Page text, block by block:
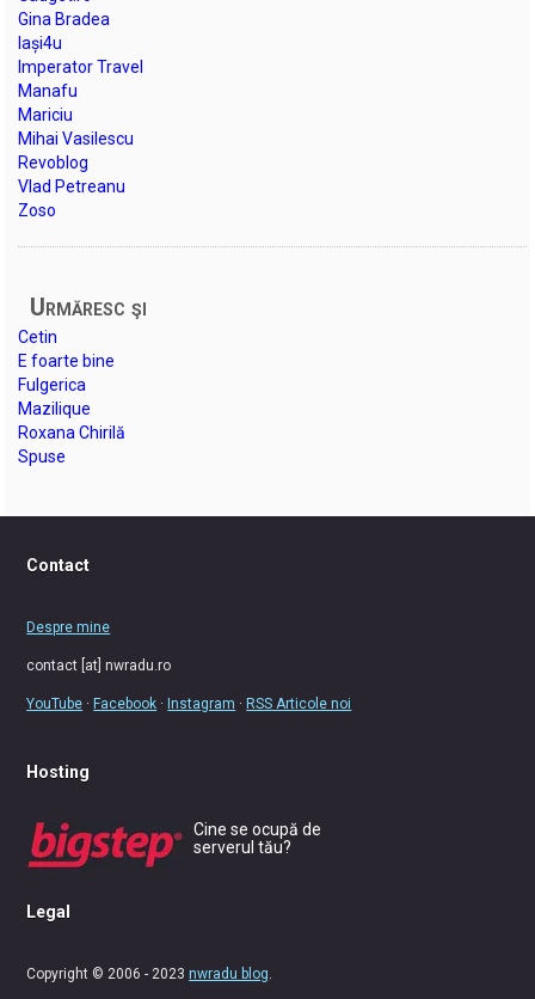
Gina Bradea
Iași4u
Imperator Travel
Manafu
Mariciu
Mihai Vasilescu
Revoblog
Vlad Petreanu
Zoso
Urmăresc şi
Cetin
E foarte bine
Fulgerica
Mazilique
Roxana Chirilă
Spuse
Contact
Despre mine
contact [at] nwradu.ro
YouTube ·Facebook ·Instagram ·RSS Articole noi
Hosting
Cine se ocupă de
serverul tău?
Legal
Copyright © 2006 - 2023nwradu blog